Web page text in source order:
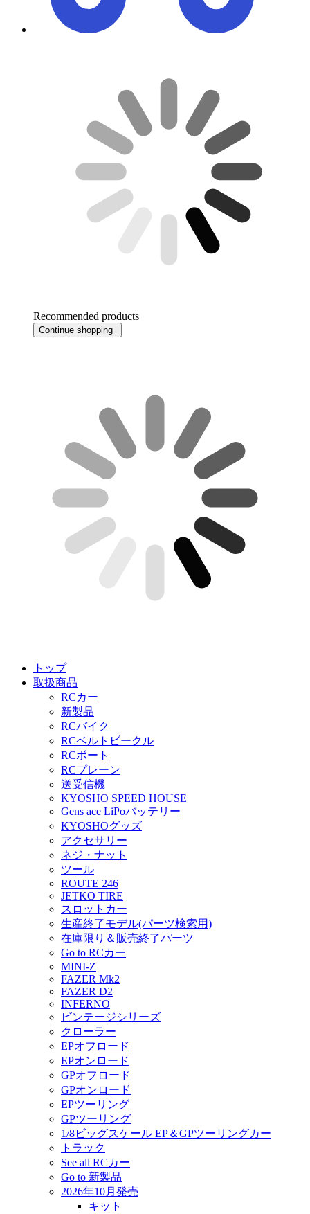
Recommended products
Continue shopping
トップ
取扱商品
RCカー
新製品
RCバイク
RCベルトビークル
RCボート
RCプレーン
送受信機
KYOSHO SPEED HOUSE
Gens ace LiPoバッテリー
KYOSHOグッズ
アクセサリー
ネジ・ナット
ツール
ROUTE 246
JETKO TIRE
スロットカー
生産終了モデル(パーツ検索用)
在庫限り＆販売終了パーツ
Go to RCカー
MINI-Z
FAZER Mk2
FAZER D2
INFERNO
ビンテージシリーズ
クローラー
EPオフロード
EPオンロード
GPオフロード
GPオンロード
EPツーリング
GPツーリング
1/8ビッグスケール EP＆GPツーリングカー
トラック
See all RCカー
Go to 新製品
2026年10月発売
キット